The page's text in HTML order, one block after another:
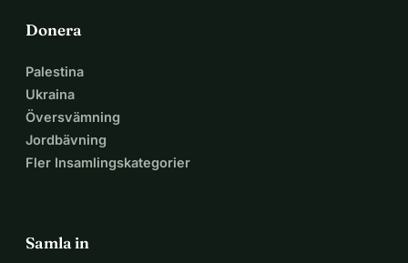
Donera
Palestina
Ukraina
Översvämning
Jordbävning
Fler Insamlingskategorier
Samla in